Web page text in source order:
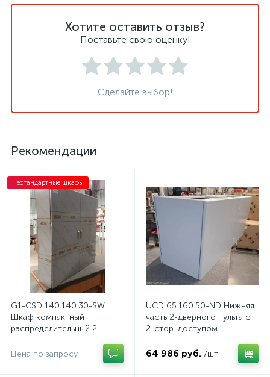
Хотите оставить отзыв?
Поставьте свою оценку!
Сделайте выбор!
Рекомендации
Нестандартные шкафы
G1-CSD 140.140.30-SW
Шкаф компактный
распределительный 2-
стали, с перемычкой
Цена по запросу
UCD 65.160.50-ND Нижняя
часть 2-дверного пульта с
2-стор. доступом
64 986 руб. /шт